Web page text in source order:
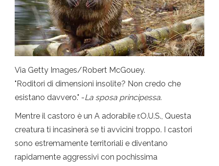
Via Getty Images/Robert McGouey.
"Roditori di dimensioni insolite? Non credo che
esistano davvero." -La sposa principessa.
Mentre il castoro è un A adorabile r.O.U.S., Questa
creatura ti incasinerà se ti avvicini troppo. I castori
sono estremamente territoriali e diventano
rapidamente aggressivi con pochissima